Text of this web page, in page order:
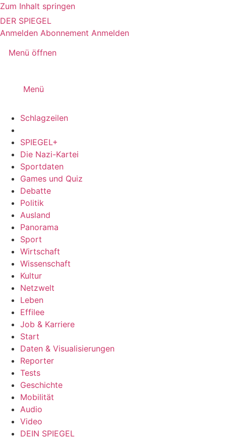
Zum Inhalt springen
DER SPIEGEL
Anmelden Abonnement Anmelden
Menü öffnen
Menü
Schlagzeilen
SPIEGEL+
Die Nazi-Kartei
Sportdaten
Games und Quiz
Debatte
Politik
Ausland
Panorama
Sport
Wirtschaft
Wissenschaft
Kultur
Netzwelt
Leben
Effilee
Job & Karriere
Start
Daten & Visualisierungen
Reporter
Tests
Geschichte
Mobilität
Audio
Video
DEIN SPIEGEL